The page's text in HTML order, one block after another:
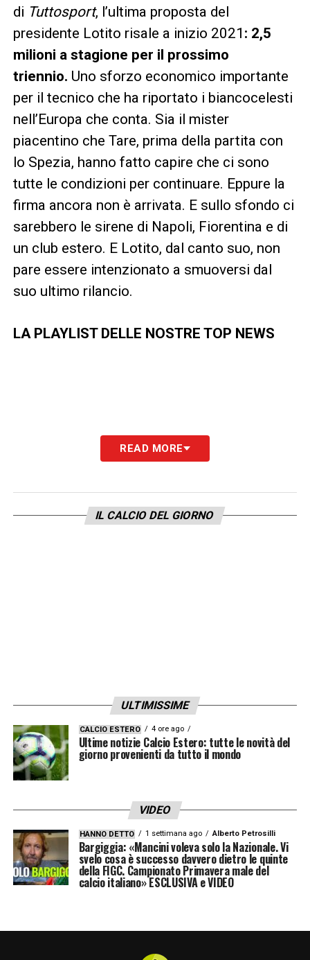
di Tuttosport, l’ultima proposta del
presidente Lotito risale a inizio 2021 : 2,5
milioni a stagione per il prossimo
triennio. Uno sforzo economico importante
per il tecnico che ha riportato i biancocelesti
nell’Europa che conta. Sia il mister
piacentino che Tare, prima della partita con
lo Spezia, hanno fatto capire che ci sono
tutte le condizioni per continuare. Eppure la
firma ancora non è arrivata. E sullo sfondo ci
sarebbero le sirene di Napoli, Fiorentina e di
un club estero. E Lotito, dal canto suo, non
pare essere intenzionato a smuoversi dal
suo ultimo rilancio.
LA PLAYLIST DELLE NOSTRE TOP NEWS
READ MORE
IL CALCIO DEL GIORNO
ULTIMISSIME
CALCIO ESTERO 4 ore ago
Ultime notizie Calcio Estero: tutte le novità del
giorno provenienti da tutto il mondo
VIDEO
HANNO DETTO 1 settimana ago Alberto Petrosilli
Bargiggia: «Mancini voleva solo la Nazionale. Vi
svelo cosa è successo davvero dietro le quinte
della FIGC. Campionato Primavera male del
calcio italiano» ESCLUSIVA e VIDEO